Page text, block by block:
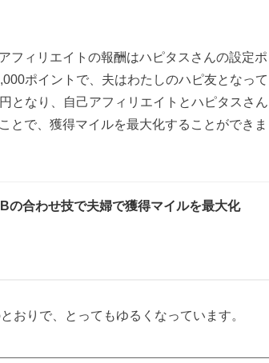
フィリエイトの報酬はハピタスさんの設定ポ
ポイントで、夫はわたしのハピ友となって
となり、自己アフィリエイトとハピタスさん
とで、獲得マイルを最大化することができま
の合わせ技で夫婦で獲得マイルを最大化
おりで、とってもゆるくなっています。